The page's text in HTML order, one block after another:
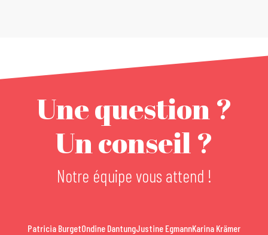
Une question ?
Un conseil ?
Notre équipe vous attend !
Patricia BurgetOndine DantungJustine EgmannKarina Krämer